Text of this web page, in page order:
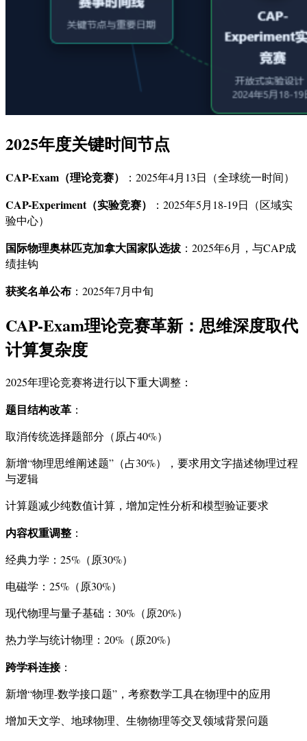
2025年度关键时间节点
CAP-Exam（理论竞赛） ：2025年4月13日（全球统一时间）
CAP-Experiment（实验竞赛）
：2025年5月18-19日（区域实
验中心）
国际物理奥林匹克加拿大国家队选拔 ：2025年6月，与CAP成
绩挂钩
获奖名单公布 ：2025年7月中旬
CAP-Exam理论竞赛革新：思维深度取代
计算复杂度
2025年理论竞赛将进行以下重大调整：
题目结构改革 ：
取消传统选择题部分（原占40%）
新增“物理思维阐述题”（占30%），要求用文字描述物理过程
与逻辑
计算题减少纯数值计算，增加定性分析和模型验证要求
内容权重调整 ：
经典力学：25%（原30%）
电磁学：25%（原30%）
现代物理与量子基础：30%（原20%）
热力学与统计物理：20%（原20%）
跨学科连接：
新增“物理-数学接口题”，考察数学工具在物理中的应用
增加天文学、地球物理、生物物理等交叉领域背景问题